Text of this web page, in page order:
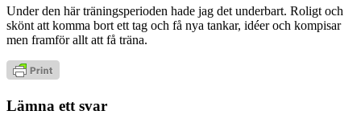
Under den här träningsperioden hade jag det underbart. Roligt och
skönt att komma bort ett tag och få nya tankar, idéer och kompisar
men framför allt att få träna.
Lämna ett svar